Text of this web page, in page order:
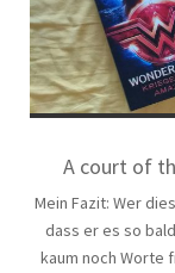
A court of
Mein Fazit: Wer
dass er es so
kaum noch Worte